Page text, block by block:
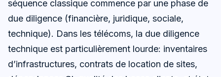
séquence classique commence par une phase de
due diligence (financière, juridique, sociale,
technique). Dans les télécoms, la due diligence
technique est particulièrement lourde: inventaires
d’infrastructures, contrats de location de sites,